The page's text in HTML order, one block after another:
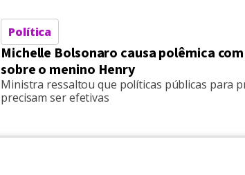
Política
Michelle Bolsonaro causa polêmica
sobre o menino Henry
Ministra ressaltou que políticas públicas para
precisam ser efetivas